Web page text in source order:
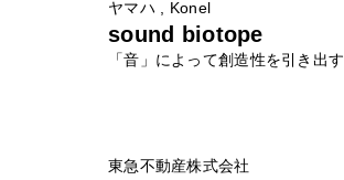
ヤマハ , Konel
sound biotope
「音」によって創造性を引き出す
東急不動産株式会社